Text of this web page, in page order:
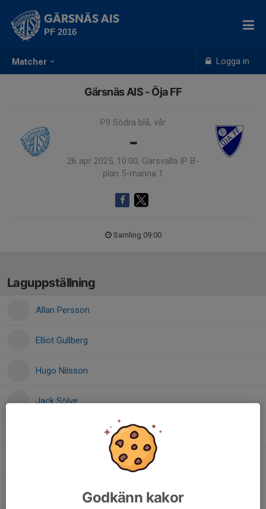
Matcher Logga in
GÄRSNÄS AIS
PF 2016
Gärsnäs AIS - Öja FF
P9 Södra blå, vår
-
26 apr 2025, 10:00, Gärsvalla IP B-
plan 5-manna 1
Samling 09:00
Laguppställning
Allan Persson
Elliot Gullberg
Hugo Nilsson
Jack Sölve
Viggo Lundin olssonGodkänn kakor